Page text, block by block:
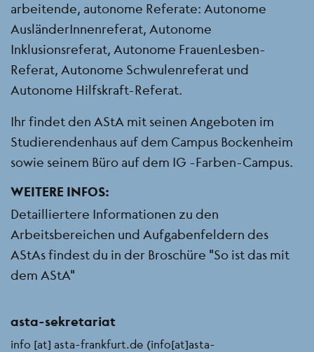
arbeitende, autonome Referate: Autonome
AusländerInnenreferat, Autonome
Inklusionsreferat, Autonome FrauenLesben-
Referat, Autonome Schwulenreferat und
Autonome Hilfskraft-Referat.
Ihr findet den AStA mit seinen Angeboten im
Studierendenhaus auf dem Campus Bockenheim
sowie seinem Büro auf dem IG -Farben-Campus.
WEITERE INFOS:
Detailliertere Informationen zu den
Arbeitsbereichen und Aufgabenfeldern des
AStAs findest du in der Broschüre "So ist das mit
dem AStA"
asta-sekretariat
info [at] asta-frankfurt.de (info[at]asta-